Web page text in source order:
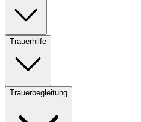
Trauerhilfe
Trauerbegleitung